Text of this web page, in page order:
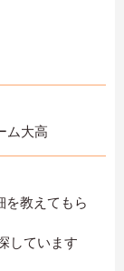
ム大高
を教えてもら
しています